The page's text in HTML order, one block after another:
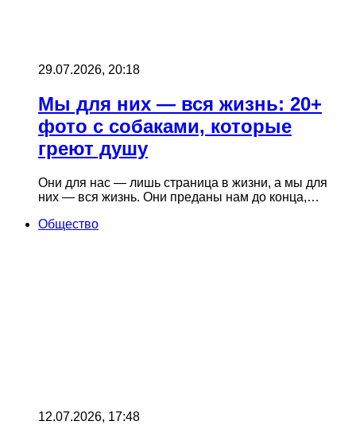
29.07.2026, 20:18
Мы для них — вся жизнь: 20+
фото с собаками, которые
греют душу
Они для нас — лишь страница в жизни, а мы для
них — вся жизнь. Они преданы нам до конца,…
Общество
12.07.2026, 17:48